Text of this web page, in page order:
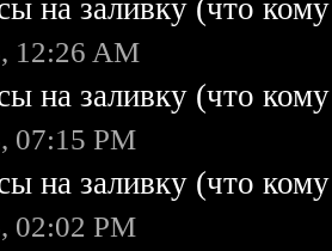
на заливку (что
12:26 AM
на заливку (что
07:15 PM
на заливку (что
02:02 PM